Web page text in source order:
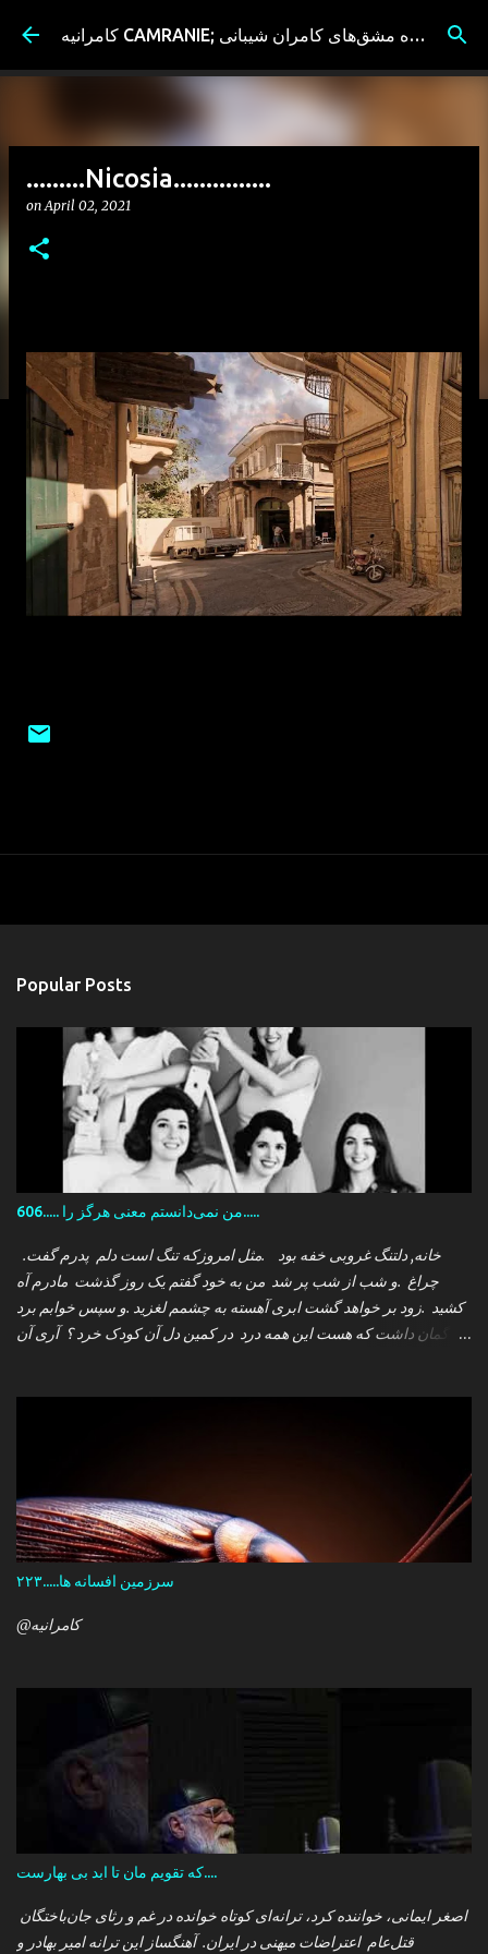
Skip to main content کامرانیه CAMRANIE; سیاه مشق‌های کامران شیبانی
.........Nicosia...............
onApril 02, 2021
Popular Posts
606..... من نمی‌دانستم معنی هرگز را.....
.خانه, دلتنگ غروبی خفه بود .مثل امروزکه تنگ است دلم پدرم گفت
چراغ .و شب از شب پر شد من به خود گفتم یک روز گذشت مادرم آه
کشید .زود بر خواهد گشت ابری آهسته به چشمم لغزید .و سپس خوابم برد
که گمان داشت که هست این همه درد در کمین دل آن کودک خرد ؟ آری آن
سرزمین افسانه ها.....۲۲۳
@کامرانیه
که تقویم مان تا ابد بی بهارست....
قتل‌عام اعتراضات میهنی در ایران. آهنگساز این ترانه امیر بهادر و